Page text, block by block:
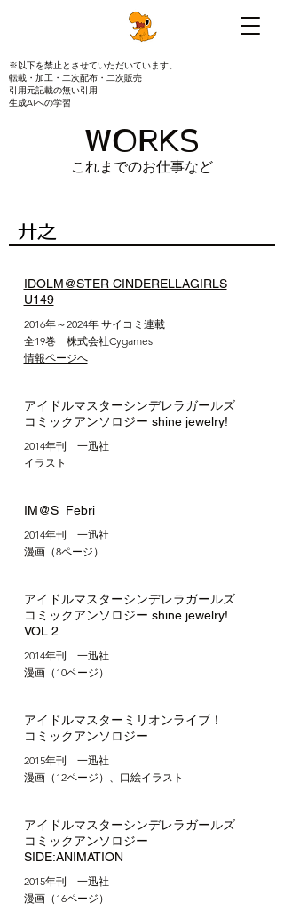
※以下を禁止とさせていただいています。
転載・加工・二次配布・二次販売
引用元記載の無い引用
生成AIへの学習
​WORKS
​これまでのお仕事など
​廾之
IDOLM@STER CINDERELLAGIRLS
U149
​2016年～2024年 サイコミ連載
全19巻 株式会社Cygames
​情報ページへ
アイドルマスターシンデレラガールズ
コミックアンソロジー shine jewelry!
2014年刊 一迅社
​イラスト
IM@S Febri
2014年刊 一迅社
​漫画（8ページ）
アイドルマスターシンデレラガールズ
コミックアンソロジー shine jewelry!
VOL.2
2014年刊 一迅社
​漫画（10ページ）
アイドルマスターミリオンライブ！
コミックアンソロジー
2015年刊 一迅社
​漫画（12ページ）、口絵イラスト
アイドルマスターシンデレラガールズ
コミックアンソロジー
SIDE:ANIMATION
2015年刊 一迅社
​漫画（16ページ）